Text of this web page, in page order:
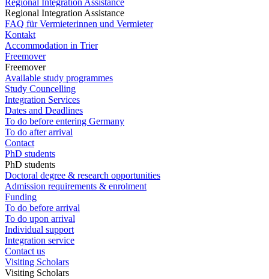
Regional Integration Assistance
Regional Integration Assistance
FAQ für Vermieterinnen und Vermieter
Kontakt
Accommodation in Trier
Freemover
Freemover
Available study programmes
Study Councelling
Integration Services
Dates and Deadlines
To do before entering Germany
To do after arrival
Contact
PhD students
PhD students
Doctoral degree & research opportunities
Admission requirements & enrolment
Funding
To do before arrival
To do upon arrival
Individual support
Integration service
Contact us
Visiting Scholars
Visiting Scholars